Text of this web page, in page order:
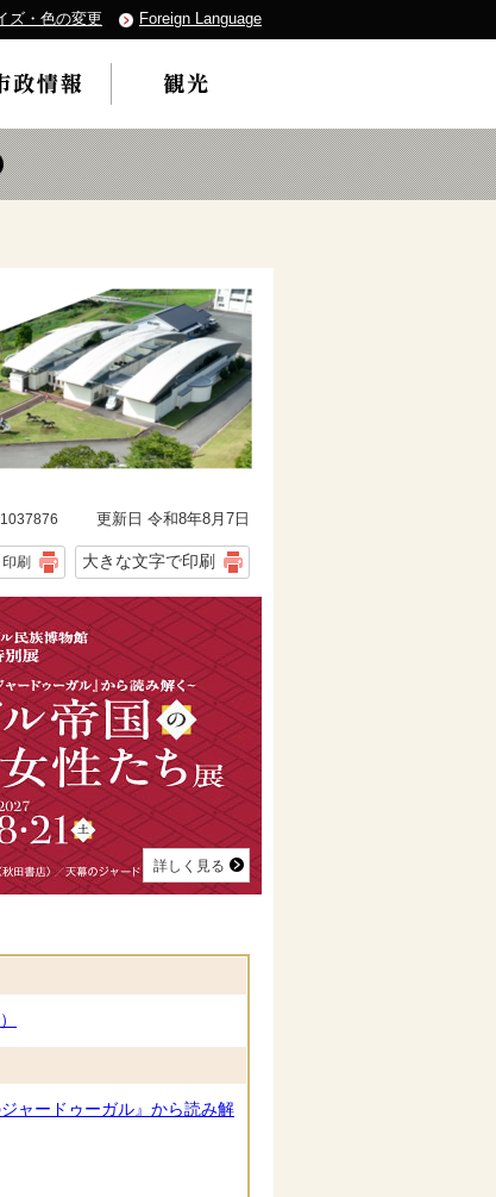
ズ・色の変更 Foreign Language
更新日 令和8年8月7日
印刷 大きな文字で印刷
詳しく見る
ャードゥーガル』から読み解